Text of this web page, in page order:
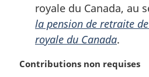
royale du Canada, au
la pension de retraite
royale du Canada.
N
Contributions non requises